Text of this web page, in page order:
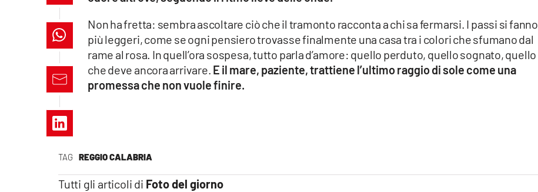
catanzarochannel.it
lacapitalenews.it
TAG REGGIO CALABRIA
Tutti gli articoli di Foto del giorno
Non ha fretta: sembra ascoltare ciò che il tramonto racconta a chi sa fermarsi. I passi si fanno
più leggeri, come se ogni pensiero trovasse finalmente una casa tra i colori che sfumano dal
rame al rosa. In quell’ora sospesa, tutto parla d’amore: quello perduto, quello sognato, quello
che deve ancora arrivare. E il mare, paziente, trattiene l’ultimo raggio di sole come una
promessa che non vuole finire.